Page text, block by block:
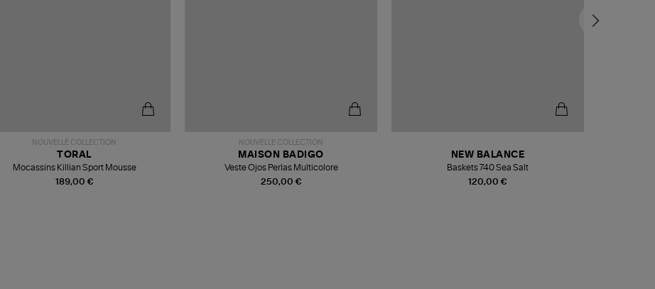
NOUVELLE COLLECTION
189,00 €
TORAL
Mocassins Killian Sport Mousse
NOUVELLE COLLECTION
250,00 €
MAISON BADIGO
Veste Ojos Perlas Multicolore
120,00 €
NEW BALANCE
Baskets 740 Sea Salt